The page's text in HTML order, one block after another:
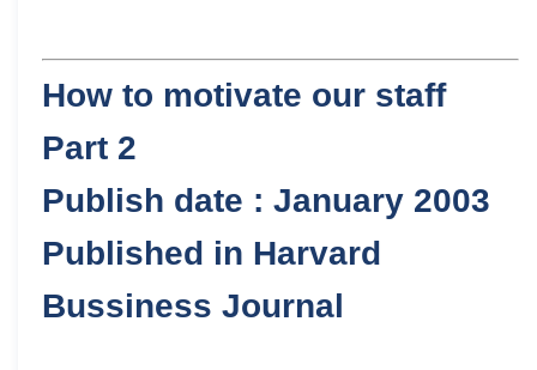
How to motivate our staff
Part 2
Publish date : January 2003
Published in Harvard
Bussiness Journal